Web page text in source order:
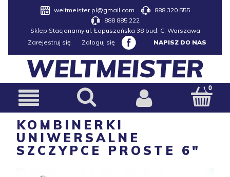
weltmeister.pl@gmail.com
888 320 555
888 885 222
Sklep Stacjonarny ul. Łopuszańska 38 bud. C, Warszawa
Zarejestruj się
Zaloguj się | NAPISZ DO NAS
KOMBINERKI
UNIWERSALNE
SZCZYPCE PROSTE 6"